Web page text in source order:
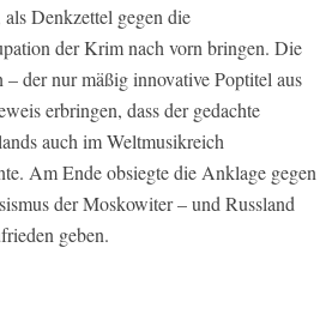
Denkzettel gegen die
der Krim nach vorn bringen. Die
– der nur mäßig innovative Poptitel aus
erbringen, dass der gedachte
auch im Weltmusikreich
Am Ende obsiegte die Anklage gegen
der Moskowiter – und Russland
geben.